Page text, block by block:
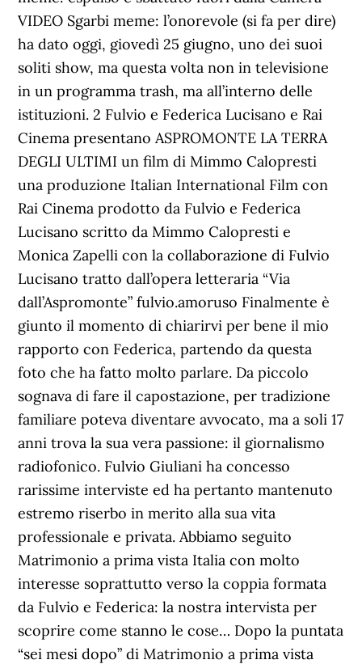
VIDEO Sgarbi meme: l’onorevole (si fa per dire)
ha dato oggi, giovedì 25 giugno, uno dei suoi
soliti show, ma questa volta non in televisione
in un programma trash, ma all’interno delle
istituzioni. 2 Fulvio e Federica Lucisano e Rai
Cinema presentano ASPROMONTE LA TERRA
DEGLI ULTIMI un film di Mimmo Calopresti
una produzione Italian International Film con
Rai Cinema prodotto da Fulvio e Federica
Lucisano scritto da Mimmo Calopresti e
Monica Zapelli con la collaborazione di Fulvio
Lucisano tratto dall’opera letteraria “Via
dall’Aspromonte” fulvio.amoruso Finalmente è
giunto il momento di chiarirvi per bene il mio
rapporto con Federica, partendo da questa
foto che ha fatto molto parlare. Da piccolo
sognava di fare il capostazione, per tradizione
familiare poteva diventare avvocato, ma a soli 17
anni trova la sua vera passione: il giornalismo
radiofonico. Fulvio Giuliani ha concesso
rarissime interviste ed ha pertanto mantenuto
estremo riserbo in merito alla sua vita
professionale e privata. Abbiamo seguito
Matrimonio a prima vista Italia con molto
interesse soprattutto verso la coppia formata
da Fulvio e Federica: la nostra intervista per
scoprire come stanno le cose… Dopo la puntata
“sei mesi dopo” di Matrimonio a prima vista